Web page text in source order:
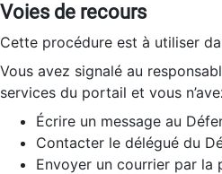
Voies de recours
Cette procédure est à utiliser
Vous avez signalé au
services du portail et vous
Écrire un message au
Contacter le délégué du
Envoyer un courrier par la